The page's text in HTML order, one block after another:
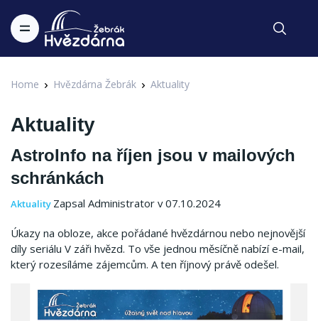
Home Hvězdárna Žebrák Aktuality
Aktuality
AstroInfo na říjen jsou v mailových
schránkách
Aktuality Zapsal Administrator v 07.10.2024
Úkazy na obloze, akce pořádané hvězdárnou nebo nejnovější
díly seriálu V záři hvězd. To vše jednou měsíčně nabízí e-mail,
který rozesíláme zájemcům. A ten říjnový právě odešel.